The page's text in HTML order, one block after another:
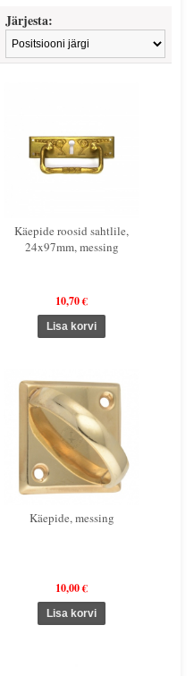
Järjesta:
Käepide roosid sahtlile,
24x97mm, messing
10,70 €
Käepide, messing
10,00 €